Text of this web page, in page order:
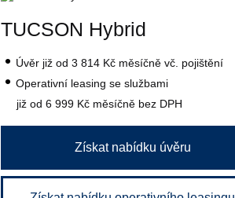
TUCSON Hybrid
Úvěr již od 3 814 Kčměsíčně vč. pojištění
Operativní leasing se službami
již od 6 999 Kčměsíčně bez DPH
Získat nabídku úvěru